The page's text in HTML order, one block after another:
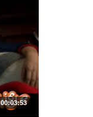
00:03:53